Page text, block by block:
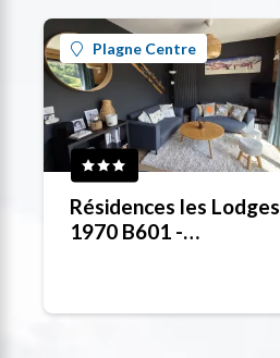
Plagne Centre
Résidences les Lodges
1970 B601 -